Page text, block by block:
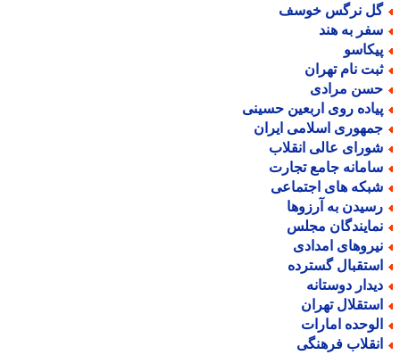
نرگس خوسف
به هند
نام تهران
مرادی
روی اربعین حسینی
اسلامی ایران
عالی انقلاب
جامع تجارت
های اجتماعی
به آرزوها
مجلس
امدادی
گسترده
دوستانه
تهران
امارات
فرهنگی